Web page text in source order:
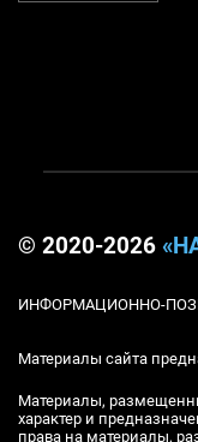
© 2020-2026
ИНФОРМАЦИОННО-
Материалы сайта
Материалы,
характер и
права на материалы,